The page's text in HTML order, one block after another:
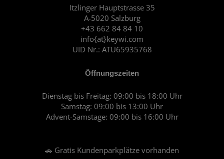
Itzlinger Hauptstrasse 35
A-5020 Salzburg
+43 662 84 84 10
info{at}keywi.com
UID Nr.: ATU65935768
Öffnungszeiten
Dienstag bis Freitag: 09:00 bis 18:00 Uhr
Samstag: 09:00 bis 13:00 Uhr
Advent-Samstage: 09:00 bis 16:00 Uhr
🚗 Gratis Kundenparkplätze vorhanden
o
k
r
a
m